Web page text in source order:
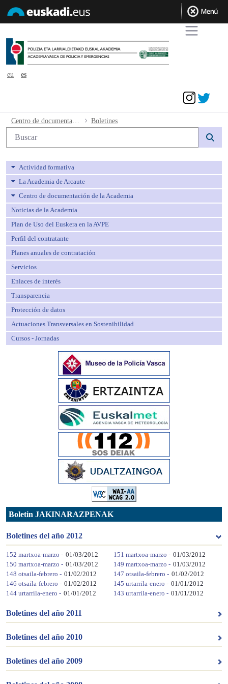
eu
es
Boletines - avpeBoletines
Búsqueda web
Actividad formativa
La Academia de Arcaute
Centro de documentación de la Academia
Noticias de la Academia
Plan de Uso del Euskera en la AVPE
Perfil del contratante
Planes anuales de contratación
Servicios
Enlaces de interés
Transparencia
Protección de datos
Actuaciones Transversales en Sostenibilidad
Cursos - Jornadas
Boletin JAKINARAZPENAK
Boletines del año 2012
152 martxoa-marzo - 01/03/2012 151 martxoa-marzo - 01/03/2012
150 martxoa-marzo - 01/03/2012 149 martxoa-marzo - 01/03/2012
148 otsaila-febrero - 01/02/2012 147 otsaila-febrero - 01/02/2012
146 otsaila-febrero - 01/02/2012 145 urtarrila-enero - 01/01/2012
144 urtarrila-enero - 01/01/2012 143 urtarrila-enero - 01/01/2012
Boletines del año 2011
Boletines del año 2010
Boletines del año 2009